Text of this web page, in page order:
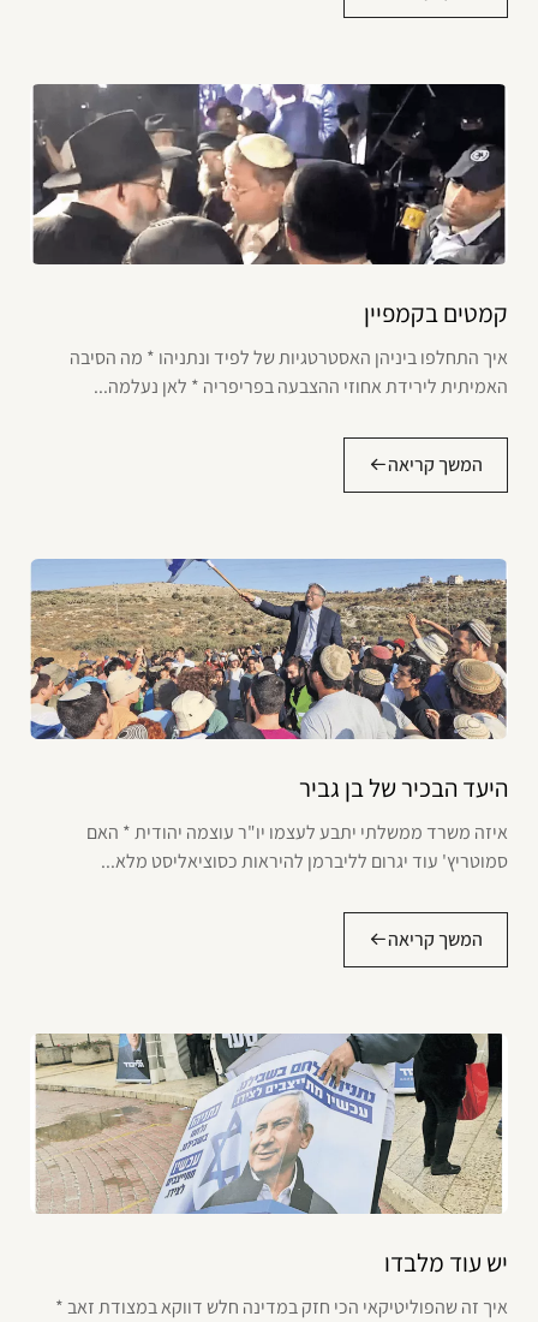
קמטים בקמפיין
איך התחלפו ביניהן האסטרטגיות של לפיד ונתניהו * מה הסיבה
האמיתית לירידת אחוזי ההצבעה בפריפריה * לאן נעלמה...
המשך קריאה
היעד הבכיר של בן גביר
איזה משרד ממשלתי יתבע לעצמו יו"ר עוצמה יהודית * האם
סמוטריץ' עוד יגרום לליברמן להיראות כסוציאליסט מלא...
המשך קריאה
יש עוד מלבדו
איך זה שהפוליטיקאי הכי חזק במדינה חלש דווקא במצודת זאב *